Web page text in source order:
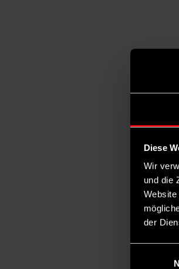
Diese
Wir
und die
der